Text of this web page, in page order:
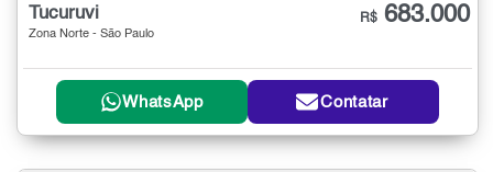
Tucuruvi
Zona Norte - São Paulo
R$ 683.000
WhatsApp Contatar